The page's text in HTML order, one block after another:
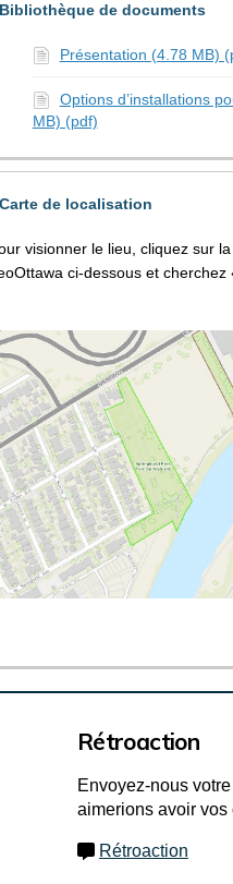
de documents
Présentation (4.78 MB)
Options d’installations
MB) (pdf)
de localisation
visionner le lieu, cliquez sur
ci-dessous et cherchez
externes)
Rétroaction
Envoyez-nous
aimerions avoir vos
Rétroaction